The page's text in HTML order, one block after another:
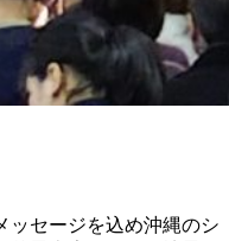
ッセージを込め沖縄のシ